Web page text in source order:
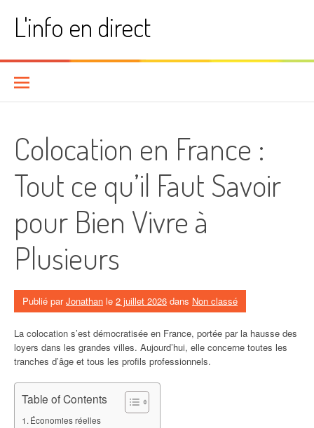
contenuL'info en direct
Colocation en France :
Tout ce qu’il Faut Savoir
pour Bien Vivre à
Plusieurs
Publié parJonathan le 2 juillet 2026 dans Non classé
La colocation s’est démocratisée en France, portée par la hausse des
loyers dans les grandes villes. Aujourd’hui, elle concerne toutes les
tranches d’âge et tous les profils professionnels.
Table of Contents
Économies réelles